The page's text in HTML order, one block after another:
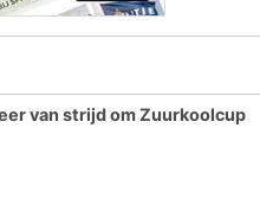
van strijd om Zuurkoolcup